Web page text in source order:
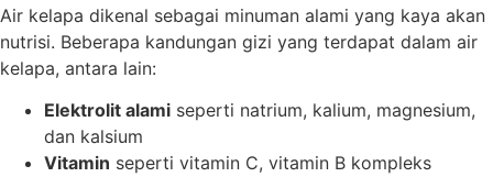
Air kelapa dikenal sebagai minuman alami yang kaya akan
nutrisi. Beberapa kandungan gizi yang terdapat dalam air
kelapa, antara lain:
Elektrolit alami seperti natrium, kalium, magnesium,
dan kalsium
Vitamin seperti vitamin C, vitamin B kompleks